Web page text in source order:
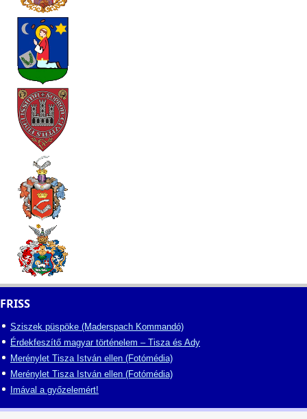
FRISS
Sziszek püspöke (Maderspach Kommandó)
Érdekfeszítő magyar történelem – Tisza és Ady
Merénylet Tisza István ellen (Fotómédia)
Merénylet Tisza István ellen (Fotómédia)
Imával a győzelemért!